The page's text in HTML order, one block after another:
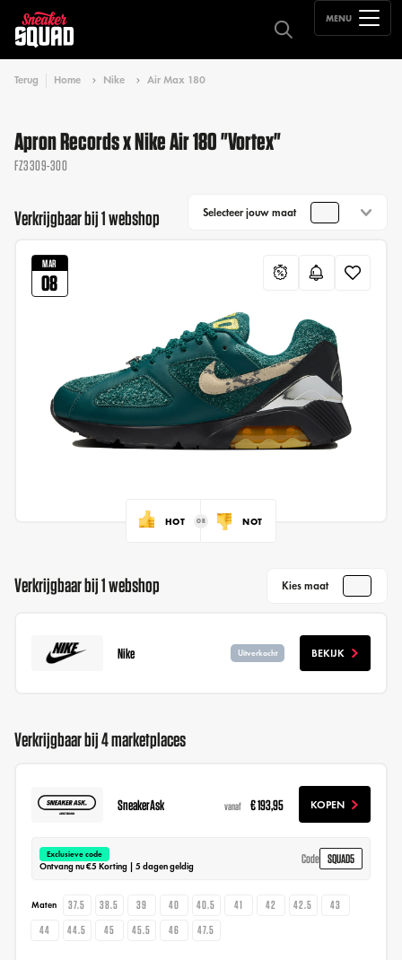
MENU
Terug Home Nike Air Max 180
Apron Records x Nike Air 180 "Vortex"
FZ3309-300
Verkrijgbaar bij 1 webshop Selecteer jouw maat
MAR
08
HOT NOT
Verkrijgbaar bij 1 webshop Kies maat
Nike Uitverkocht BEKIJK
Verkrijgbaar bij 4 marketplaces
SneakerAsk vanaf € 193,95 KOPEN
Exclusieve code
Ontvang nu €5 Korting | 5 dagen geldig
Code SQUAD5
Maten 37.5 38.5 39 40 40.5 41 42 42.5
43
44
44.5 45 45.5 46 47.5